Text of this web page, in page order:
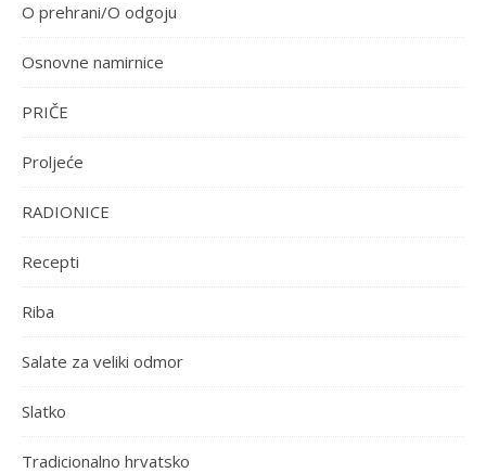
O prehrani/O odgoju
Osnovne namirnice
PRIČE
Proljeće
RADIONICE
Recepti
Riba
Salate za veliki odmor
Slatko
Tradicionalno hrvatsko